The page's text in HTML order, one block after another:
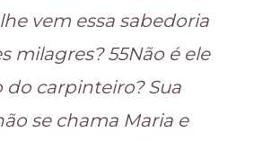
vem essa sabedoria
milagres? 55Não é ele
do carpinteiro? Sua
se chama Maria e